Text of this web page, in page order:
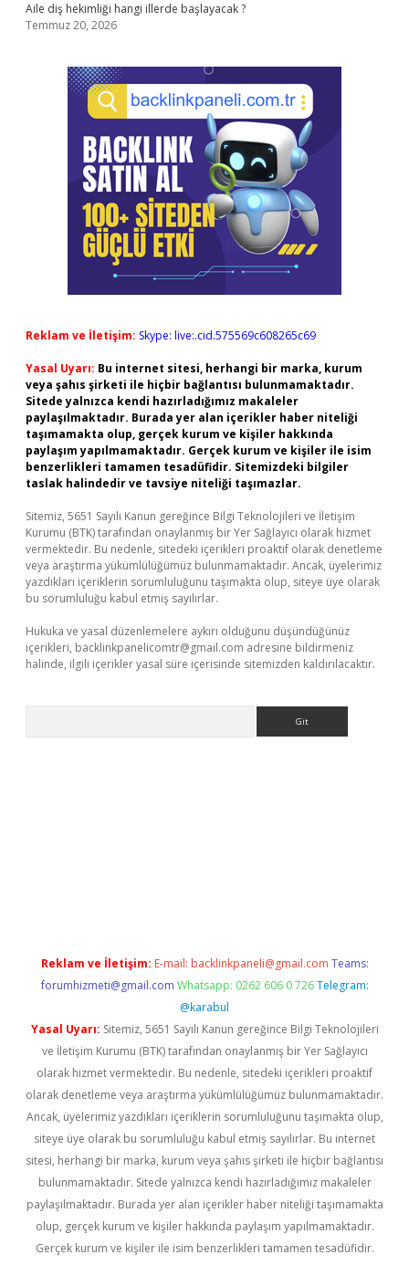
Aile diş hekimliği hangi illerde başlayacak ?
Temmuz 20, 2026
Reklam ve İletişim: Skype: live:.cid.575569c608265c69
Yasal Uyarı: Bu internet sitesi, herhangi bir marka, kurum
veya şahıs şirketi ile hiçbir bağlantısı bulunmamaktadır.
Sitede yalnızca kendi hazırladığımız makaleler
paylaşılmaktadır. Burada yer alan içerikler haber niteliği
taşımamakta olup, gerçek kurum ve kişiler hakkında
paylaşım yapılmamaktadır. Gerçek kurum ve kişiler ile isim
benzerlikleri tamamen tesadüfidir. Sitemizdeki bilgiler
taslak halindedir ve tavsiye niteliği taşımazlar.
Sitemiz, 5651 Sayılı Kanun gereğince Bilgi Teknolojileri ve İletişim
Kurumu (BTK) tarafından onaylanmış bir Yer Sağlayıcı olarak hizmet
vermektedir. Bu nedenle, sitedeki içerikleri proaktif olarak denetleme
veya araştırma yükümlülüğümüz bulunmamaktadır. Ancak, üyelerimiz
yazdıkları içeriklerin sorumluluğunu taşımakta olup, siteye üye olarak
bu sorumluluğu kabul etmiş sayılırlar.
Hukuka ve yasal düzenlemelere aykırı olduğunu düşündüğünüz
içerikleri, backlinkpanelicomtr@gmail.com adresine bildirmeniz
halinde, ilgili içerikler yasal süre içerisinde sitemizden kaldırılacaktır.
Reklam ve İletişim: E-mail: backlinkpaneli@gmail.com Teams:
forumhizmeti@gmail.com Whatsapp: 0262 606 0 726 Telegram:
@karabul
Yasal Uyarı: Sitemiz, 5651 Sayılı Kanun gereğince Bilgi Teknolojileri
ve İletişim Kurumu (BTK) tarafından onaylanmış bir Yer Sağlayıcı
olarak hizmet vermektedir. Bu nedenle, sitedeki içerikleri proaktif
olarak denetleme veya araştırma yükümlülüğümüz bulunmamaktadır.
Ancak, üyelerimiz yazdıkları içeriklerin sorumluluğunu taşımakta olup,
siteye üye olarak bu sorumluluğu kabul etmiş sayılırlar. Bu internet
sitesi, herhangi bir marka, kurum veya şahıs şirketi ile hiçbir bağlantısı
bulunmamaktadır. Sitede yalnızca kendi hazırladığımız makaleler
paylaşılmaktadır. Burada yer alan içerikler haber niteliği taşımamakta
olup, gerçek kurum ve kişiler hakkında paylaşım yapılmamaktadır.
Gerçek kurum ve kişiler ile isim benzerlikleri tamamen tesadüfidir.